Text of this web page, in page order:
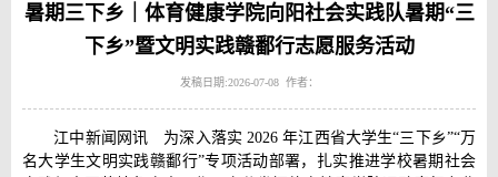
暑期三下乡｜体育健康学院向阳社会实践队暑期“三
下乡”暨文明实践赣鄱行志愿服务活动
发稿日期:2026-07-08 作者：
江中新闻网讯 为深入落实 2026 年江西省大学生“三下乡”“万
名大学生文明实践赣鄱行”专项活动部署，扎实推进学校暑期社会